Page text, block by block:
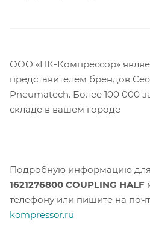
ООО «ПК-Компрессор»
представителем брендов
Pneumatech. Более 100 000
складе в вашем городе
Подробную информацию для
1621276800 COUPLING HALF
телефону или пишите на
kompressor.ru